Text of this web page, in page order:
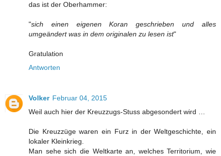
das ist der Oberhammer:
"sich einen eigenen Koran geschrieben und alles
umgeändert was in dem originalen zu lesen ist"
Gratulation
Antworten
Volker Februar 04, 2015
Weil auch hier der Kreuzzugs-Stuss abgesondert wird …
Die Kreuzzüge waren ein Furz in der Weltgeschichte, ein
lokaler Kleinkrieg.
Man sehe sich die Weltkarte an, welches Territorium, wie